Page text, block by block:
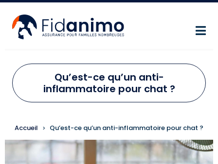
Aller au contenu principal
Qu’est-ce qu’un anti-
inflammatoire pour chat ?
FIL D'ARIANE
Accueil Qu’est-ce qu’un anti-inflammatoire pour chat ?